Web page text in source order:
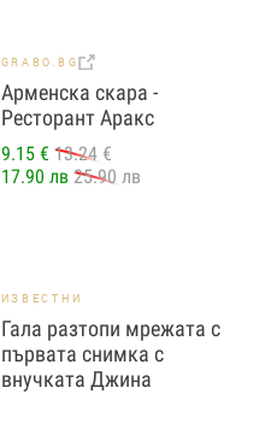
GRABO.BG
Арменска скара -
Ресторант Аракс
9.15 € 13.24 €
17.90 лв 25.90 лв
ИЗВЕСТНИ
Гала разтопи мрежата с
първата снимка с
внучката Джина